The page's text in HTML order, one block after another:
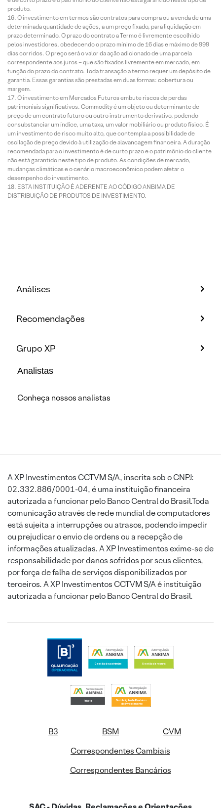
produto.
O investimento em termos são contratos para compra ou a venda de uma
determinada quantidade de ações, a um preço fixado, para liquidação em
prazo determinado. O prazo do contrato a Termo é livremente escolhido
pelos investidores, obedecendo o prazo mínimo de 16 dias e máximo de 999
dias corridos. O preço será o valor da ação adicionado de uma parcela
correspondente aos juros – que são fixados livremente em mercado, em
função do prazo do contrato. Toda transação a termo requer um depósito de
garantia. Essas garantias são prestadas em duas formas: cobertura ou
margem.
O investimento em Mercados Futuros embute riscos de perdas
patrimoniais significativos. Commodity é um objeto ou determinante de
preço de um contrato futuro ou outro instrumento derivativo, podendo
consubstanciar um índice, uma taxa, um valor mobiliário ou produto físico. É
um investimento de risco muito alto, que contempla a possibilidade de
oscilação de preço devido à utilização de alavancagem financeira. A duração
recomendada para o investimento é de curto prazo e o patrimônio do cliente
não está garantido neste tipo de produto. As condições de mercado,
mudanças climáticas e o cenário macroeconômico podem afetar o
desempenho do investimento.
ESTA INSTITUIÇÃO É ADERENTE AO CÓDIGO ANBIMA DE
DISTRIBUIÇÃO DE PRODUTOS DE INVESTIMENTO.
Análises
Recomendações
Grupo XP
Analistas
Conheça nossos analistas
A XP Investimentos CCTVM S/A, inscrita sob o CNPJ:
02.332.886/0001-04, é uma instituição financeira
autorizada a funcionar pelo Banco Central do Brasil.Toda
comunicação através de rede mundial de computadores
está sujeita a interrupções ou atrasos, podendo impedir
ou prejudicar o envio de ordens ou a recepção de
informações atualizadas. A XP Investimentos exime-se de
responsabilidade por danos sofridos por seus clientes,
por força de falha de serviços disponibilizados por
terceiros. A XP Investimentos CCTVM S/A é instituição
autorizada a funcionar pelo Banco Central do Brasil.
B3 BSM
CVM
Correspondentes Cambiais
Correspondentes Bancários